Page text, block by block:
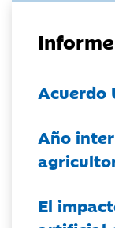
Acuerdo
Año
El